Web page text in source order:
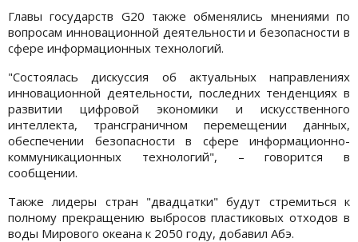
Главы государств G20 также обменялись мнениями по
вопросам инновационной деятельности и безопасности в
сфере информационных технологий.
"Состоялась дискуссия об актуальных направлениях
инновационной деятельности, последних тенденциях в
развитии цифровой экономики и искусственного
интеллекта, трансграничном перемещении данных,
обеспечении безопасности в сфере информационно-
коммуникационных технологий", – говорится в
сообщении.
Также лидеры стран "двадцатки" будут стремиться к
полному прекращению выбросов пластиковых отходов в
воды Мирового океана к 2050 году, добавил Абэ.